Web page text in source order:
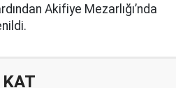
Akifiye Mezarlığı’nda